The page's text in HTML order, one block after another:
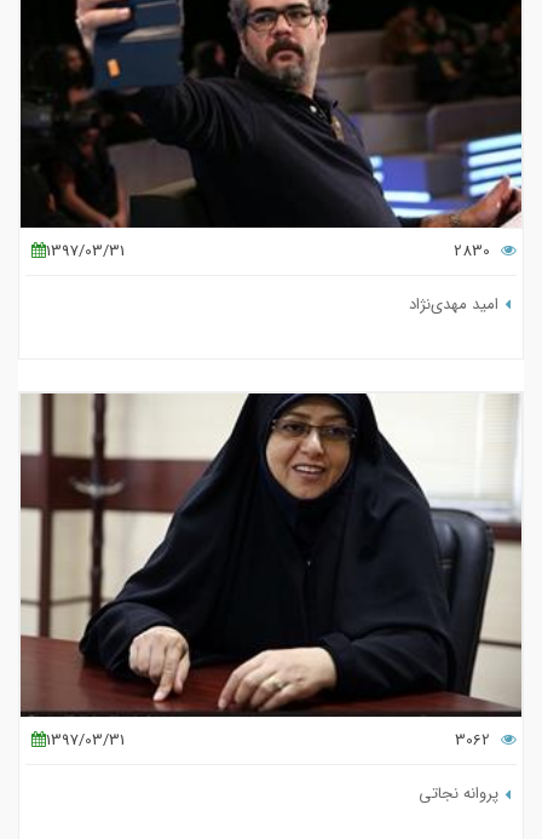
1397/03/31
امید مهدی‌نژاد
1397/03/31
پروانه نجاتی